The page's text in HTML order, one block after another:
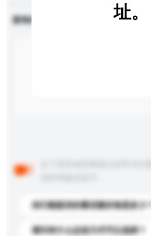
查询内容
你们能提供的最优惠价格是多少？
请问有什么运送方式可以选择？
址。